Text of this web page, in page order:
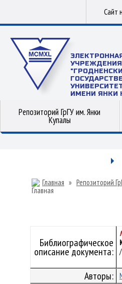
Сайт
ИМЕНИ ЯНКИ
Репозиторий ГрГУ им. Янки
Купалы
Главная » Репозиторий
Библиографическое
описание документа:
Авторы: